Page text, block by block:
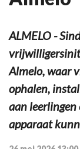
ALMELO -
Almelo, waar
ophalen,
aan leerlingen
apparaat